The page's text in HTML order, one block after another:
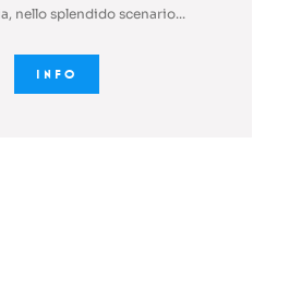
nello splendido scenario...
INFO